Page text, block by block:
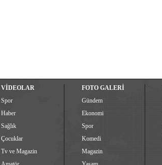
VİDEOLAR
Spor
Haber
Sağlık
Çocuklar
Tv ve Magazin
FOTO GALERİ
Gündem
Ekonomi
Spor
Komedi
Magazin